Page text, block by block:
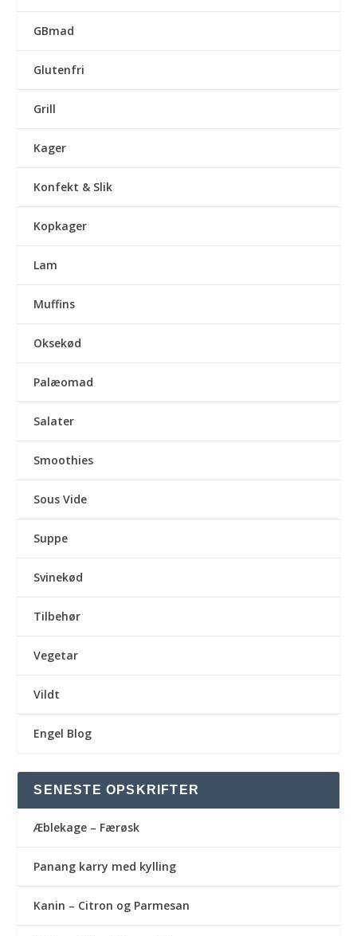
GBmad
Glutenfri
Grill
Kager
Konfekt & Slik
Kopkager
Lam
Muffins
Oksekød
Palæomad
Salater
Smoothies
Sous Vide
Suppe
Svinekød
Tilbehør
Vegetar
Vildt
Engel Blog
SENESTE OPSKRIFTER
Æblekage – Færøsk
Panang karry med kylling
Kanin – Citron og Parmesan